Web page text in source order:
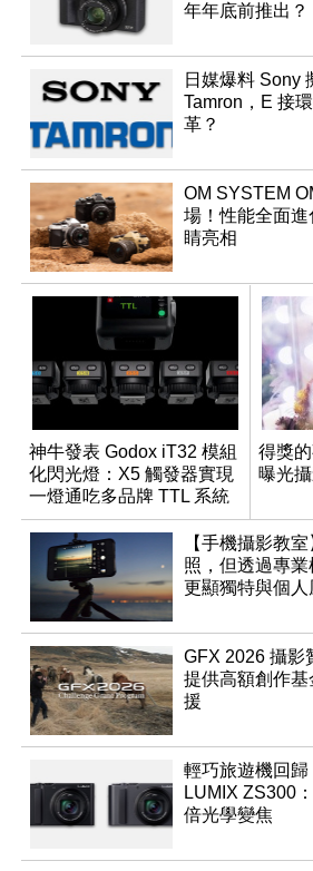
年年底前推出？
日媒爆料 Sony
Tamron，E 接
革？
OM SYSTEM
場！性能全面
睛亮相
神牛發表 Godox iT32 模組
化閃光燈：X5 觸發器實現
一燈通吃多品牌 TTL 系統
得獎
曝光
【手機攝影教
照，但透過專
更顯獨特與個人
GFX 2026 攝影
提供高額創作
援
輕巧旅遊機回
LUMIX ZS300
倍光學變焦